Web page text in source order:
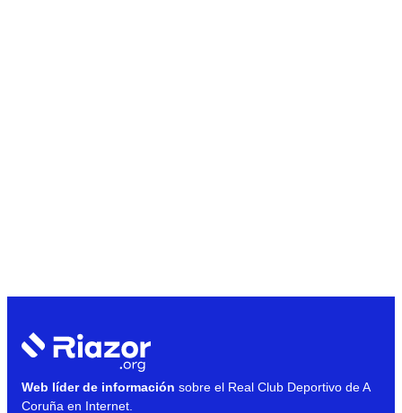
Web líder de información sobre el Real Club Deportivo de A
Coruña en Internet.